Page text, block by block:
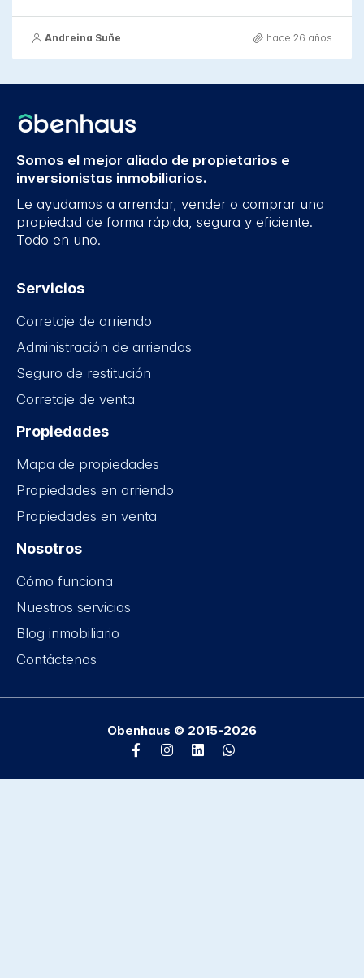
Andreina Suñe hace 26 años
Somos el mejor aliado de propietarios e
inversionistas inmobiliarios.
Le ayudamos a arrendar, vender o comprar una
propiedad de forma rápida, segura y eficiente.
Todo en uno.
Servicios
Corretaje de arriendo
Administración de arriendos
Seguro de restitución
Corretaje de venta
Propiedades
Mapa de propiedades
Propiedades en arriendo
Propiedades en venta
Nosotros
Cómo funciona
Nuestros servicios
Blog inmobiliario
Contáctenos
Obenhaus © 2015-2026